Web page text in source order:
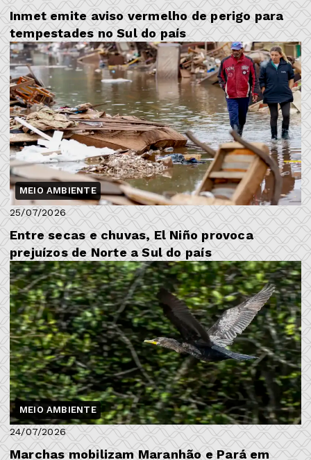
Inmet emite aviso vermelho de perigo para
tempestades no Sul do país
MEIO AMBIENTE
25/07/2026
Entre secas e chuvas, El Niño provoca
prejuízos de Norte a Sul do país
MEIO AMBIENTE
24/07/2026
Marchas mobilizam Maranhão e Pará em